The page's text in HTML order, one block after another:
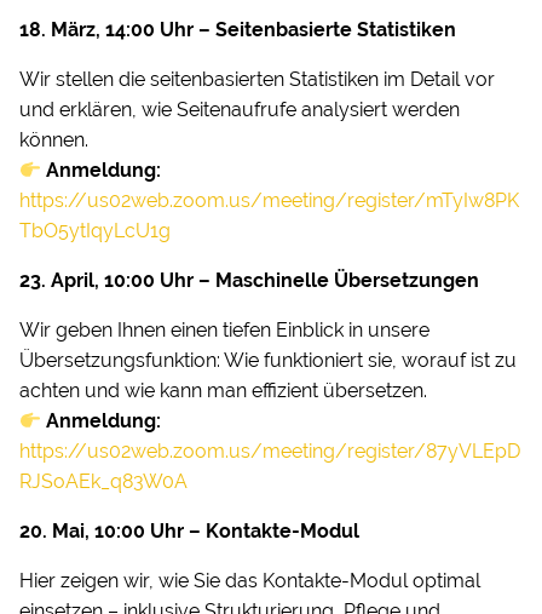
18. März, 14:00 Uhr – Seitenbasierte Statistiken
Wir stellen die seitenbasierten Statistiken im Detail vor
und erklären, wie Seitenaufrufe analysiert werden
können.
Anmeldung:
https://us02web.zoom.us/meeting/register/mTyIw8PK
TbO5ytIqyLcU1g
23. April, 10:00 Uhr – Maschinelle Übersetzungen
Wir geben Ihnen einen tiefen Einblick in unsere
Übersetzungsfunktion: Wie funktioniert sie, worauf ist zu
achten und wie kann man effizient übersetzen.
Anmeldung:
https://us02web.zoom.us/meeting/register/87yVLEpD
RJSoAEk_q83W0A
20. Mai, 10:00 Uhr – Kontakte-Modul
Hier zeigen wir, wie Sie das Kontakte-Modul optimal